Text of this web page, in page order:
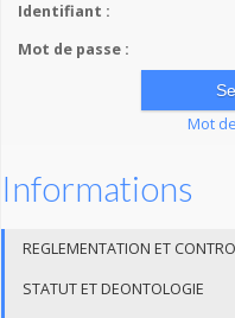
Identifiant :
Mot de passe :
Mot
Informations
REGLEMENTATION ET
STATUT ET DEONTOLOGIE